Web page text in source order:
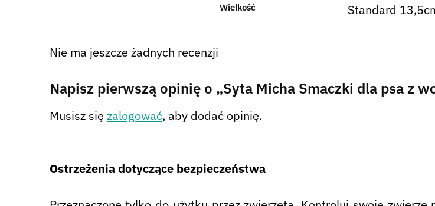
Wielkość Standard
Nie ma jeszcze żadnych recenzji
Napisz pierwszą opinię o „Syta Micha Smaczki dla psa z
Musisz się zalogować, aby dodać opinię.
Ostrzeżenia dotyczące bezpieczeństwa